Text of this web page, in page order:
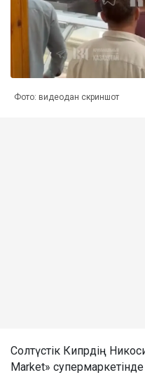
Фото: видеодан скриншот
Солтүстік Кипрдің
Market»